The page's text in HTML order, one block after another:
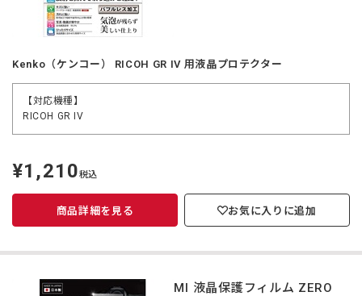
Kenko（ケンコー） RICOH GR IV 用液晶プロテクター
【対応機種】
RICOH GR IV
定
価
¥1,210税込
商品詳細を見る お気に入りに追加
ETSUMI 液晶保護フィルム ZERO